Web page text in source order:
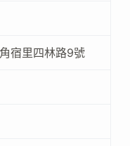
宿里四林路9號